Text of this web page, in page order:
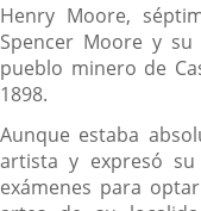
Henry Moore,
Spencer Moore y
pueblo minero de
1898.
Aunque estaba
artista y expresó
exámenes para